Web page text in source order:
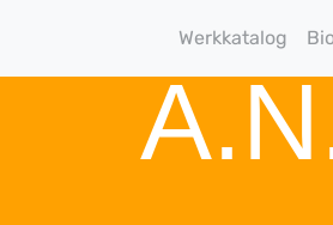
Werkkatalog